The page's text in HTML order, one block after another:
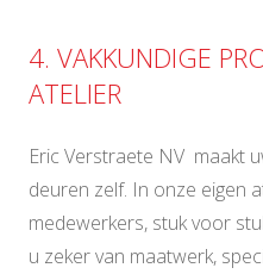
4. VAKKUNDIGE
ATELIER
Eric Verstraete NV maakt
deuren zelf. In onze eigen
medewerkers, stuk voor
u zeker van maatwerk,